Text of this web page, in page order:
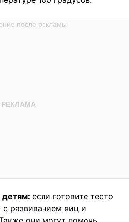
детям: если готовите тесто
с развиванием яиц и
они могут помочь